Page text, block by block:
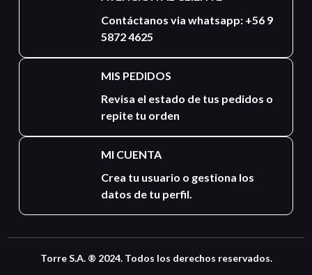
Contáctanos via whatsapp: +56 9
5872 4625
MIS PEDIDOS
Revisa el estado de tus pedidos o
repite tu orden
MI CUENTA
Crea tu usuario o gestiona los
datos de tu perfil.
Torre S.A. ® 2024. Todos los derechos reservados.